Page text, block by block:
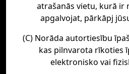
atrašanās vietu, kurā ir
apgalvojat, pārkāpj
(C) Norāda autortiesību
kas pilnvarota rīkoties
elektronisko vai